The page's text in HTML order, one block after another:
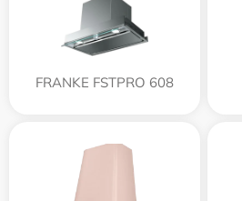
FRANKE FSTPRO 608